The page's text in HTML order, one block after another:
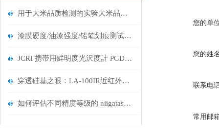
用于大米品质检测的实验大米品质检测仪RN-700东莞代理
漆膜硬度/油漆强度/铅笔划痕测试仪介绍
JCRI 携帯用鮮明度光沢度計 PGD-Ⅳ 赋能汽车制造全流程品质升级
穿透硅基之眼：LA-100IR近红外光源如何重塑半导体无损检测标准
如何评估不同精度等级的 niigataseiki 水平仪在实际应用中的性价比
您的单
您的姓
联系电
常用邮